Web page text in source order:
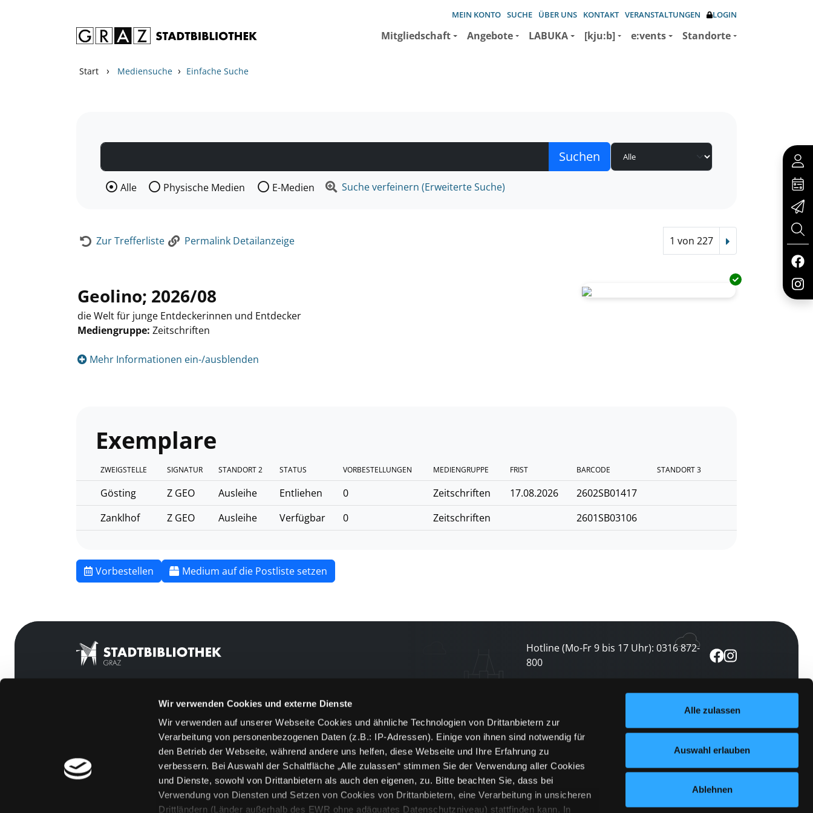
Wir verwenden Cookies und externe Dienste
Wir verwenden auf unserer Webseite Cookies und ähnliche Technologien von Drittanbietern zur
Verarbeitung von personenbezogenen Daten (z.B.: IP-Adressen). Einige von ihnen sind notwendig für
den Betrieb der Webseite, während andere uns helfen, diese Webseite und Ihre Erfahrung zu
verbessern. Bei Auswahl der Schaltfläche „Alle zulassen“ stimmen Sie der Verwendung aller Cookies
und Dienste, sowohl von Drittanbietern als auch den eigenen, zu. Bitte beachten Sie, dass bei
Verwendung von Diensten und Setzen von Cookies von Drittanbietern, eine Verarbeitung in unsicheren
Drittländern (Länder außerhalb des EWR ohne adäquates Datenschutzniveau) stattfinden kann. In
Alle zulassen
Auswahl erlauben
Ablehnen
MEIN KONTO SUCHE ÜBER UNS KONTAKT VERANSTALTUNGEN LOGIN
Mitgliedschaft Angebote LABUKA [kju:b] e:vents Standorte
Start › Mediensuche › Einfache Suche
Wählen Sie die Medienart nach der Sie suchen wollen.
Alle Physische Medien E-Medien Suche verfeinern (Erweiterte Suche)
Zur Trefferliste Permalink Detailanzeige 1 von 227 Nächster Treffer
Geolino; 2026/08
die Welt für junge Entdeckerinnen und Entdecker
Mediengruppe: Zeitschriften
Mehr Informationen ein-/ausblenden
Exemplare
ZWEIGSTELLE SIGNATUR STANDORT 2 STATUS VORBESTELLUNGEN MEDIENGRUPPE FRIST BARCODE STANDORT 3
Gösting Z GEO Ausleihe Entliehen 0 Zeitschriften 17.08.2026
2602SB01417
Zanklhof
Z GEO Ausleihe Verfügbar 0 Zeitschriften 2601SB03106
Vorbestellen Medium auf die Postliste setzen
Hotline (Mo-Fr 9 bis 17 Uhr): 0316 872-
800
[kju:b]
Feedback
Kontakt
Über uns
Jobs
Medienwunsch
Newsletter abonnieren
und keine Veranstaltung verpassen
jetzt abonnieren